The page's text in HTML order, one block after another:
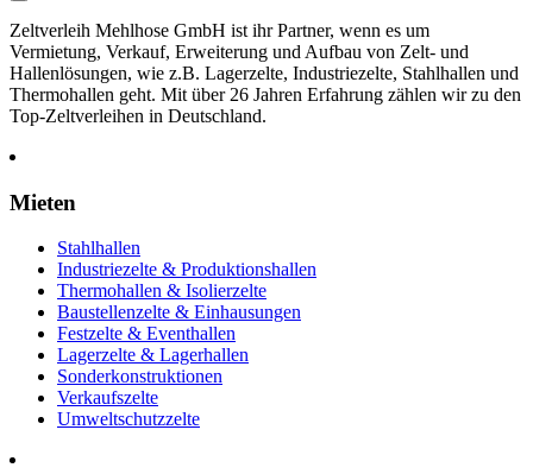
Zeltverleih Mehlhose GmbH ist ihr Partner, wenn es um
Vermietung, Verkauf, Erweiterung und Aufbau von Zelt- und
Hallenlösungen, wie z.B. Lagerzelte, Industriezelte, Stahlhallen und
Thermohallen geht. Mit über 26 Jahren Erfahrung zählen wir zu den
Top-Zeltverleihen in Deutschland.
Mieten
Stahlhallen
Industriezelte & Produktionshallen
Thermohallen & Isolierzelte
Baustellenzelte & Einhausungen
Festzelte & Eventhallen
Lagerzelte & Lagerhallen
Sonderkonstruktionen
Verkaufszelte
Umweltschutzzelte